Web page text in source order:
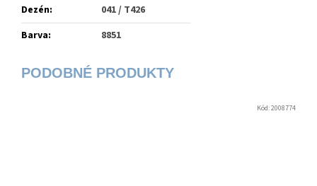
Dezén:
041 / T426
Barva: 8851
Kód:2008774